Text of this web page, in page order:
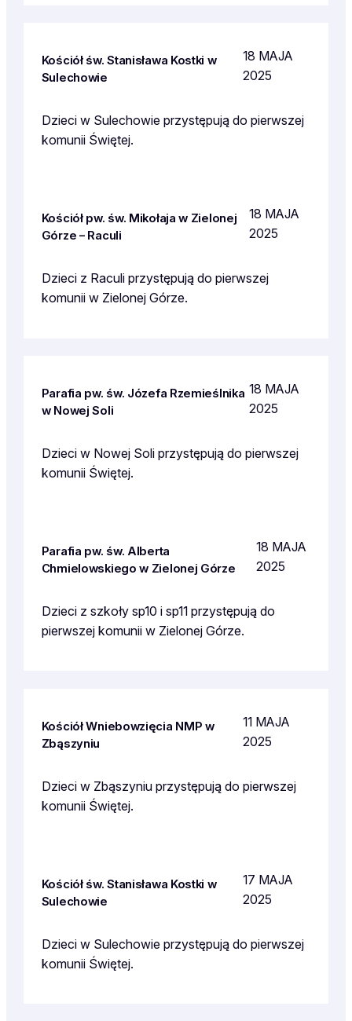
Kościół św. Stanisława Kostki w
Sulechowie
18 MAJA
2025
Dzieci w Sulechowie przystępują do pierwszej
komunii Świętej.
Kościół pw. św. Mikołaja w Zielonej
Górze – Raculi
18 MAJA
2025
Dzieci z Raculi przystępują do pierwszej
komunii w Zielonej Górze.
Parafia pw. św. Józefa Rzemieślnika
w Nowej Soli
18 MAJA
2025
Dzieci w Nowej Soli przystępują do pierwszej
komunii Świętej.
Parafia pw. św. Alberta
Chmielowskiego w Zielonej Górze
18 MAJA
2025
Dzieci z szkoły sp10 i sp11 przystępują do
pierwszej komunii w Zielonej Górze.
Kościół Wniebowzięcia NMP w
Zbąszyniu
11 MAJA
2025
Dzieci w Zbąszyniu przystępują do pierwszej
komunii Świętej.
Kościół św. Stanisława Kostki w
Sulechowie
17 MAJA
2025
Dzieci w Sulechowie przystępują do pierwszej
komunii Świętej.